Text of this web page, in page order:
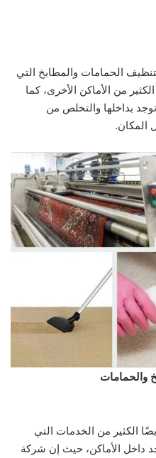
الحمامات والمطابخ التي
من الأماكن الأخرى، كما
بداخلها والتخلص من
المكان.
والحمامات
الكثير من الخدمات التي
داخل الأماكن، حيث إن شركة